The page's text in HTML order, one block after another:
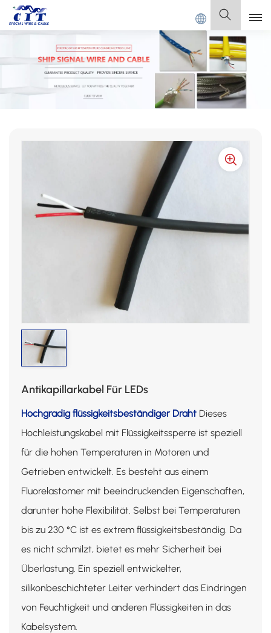
CIT SPECIAL CABLE Co., Ltd. Deutsch
English
Français
Polski
Español
Antikapillarkabel Für LEDs
Hochgradig flüssigkeitsbeständiger Draht Dieses
Hochleistungskabel mit Flüssigkeitssperre ist speziell
für die hohen Temperaturen in Motoren und
Getrieben entwickelt. Es besteht aus einem
Fluorelastomer mit beeindruckenden Eigenschaften,
darunter hohe Flexibilität. Selbst bei Temperaturen
bis zu 230 °C ist es extrem flüssigkeitsbeständig. Da
es nicht schmilzt, bietet es mehr Sicherheit bei
Überlastung. Ein speziell entwickelter,
silikonbeschichteter Leiter verhindert das Eindringen
von Feuchtigkeit und anderen Flüssigkeiten in das
Kabelsystem.